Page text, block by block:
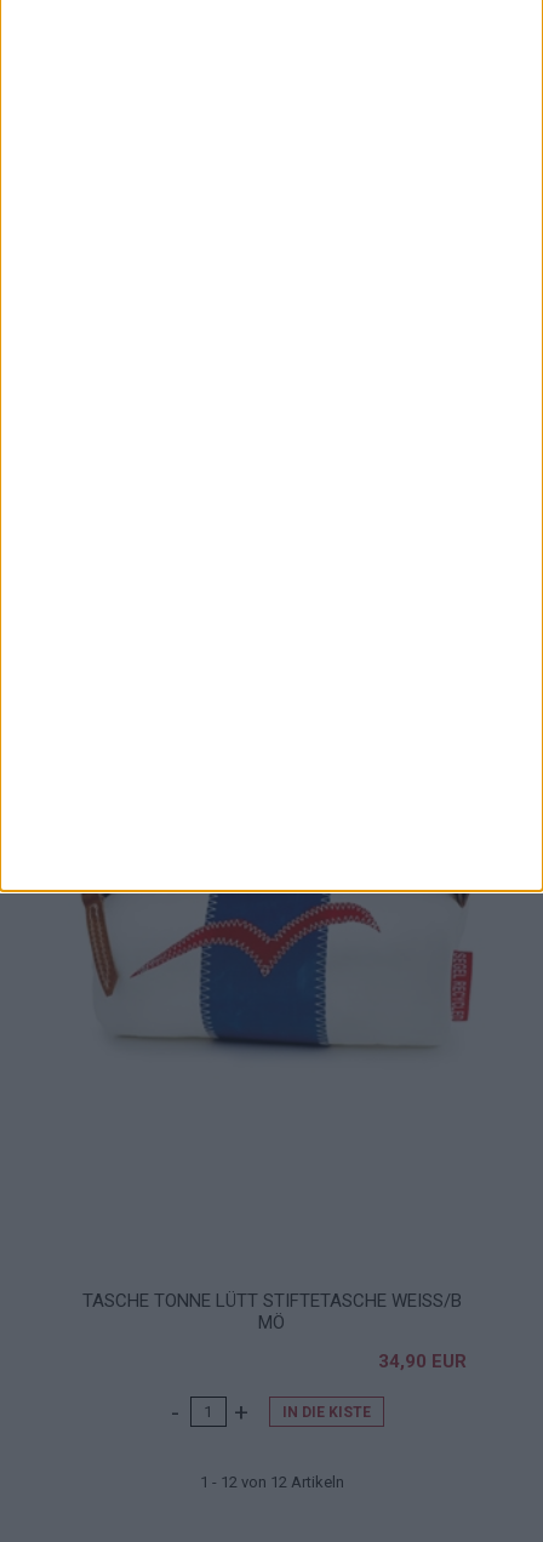
TASCHE TONNE LÜTT STIFTETASCHE WEISS/B M
Ö
34,90 EUR
IN DIE KISTE
1 - 12 von 12 Artikeln